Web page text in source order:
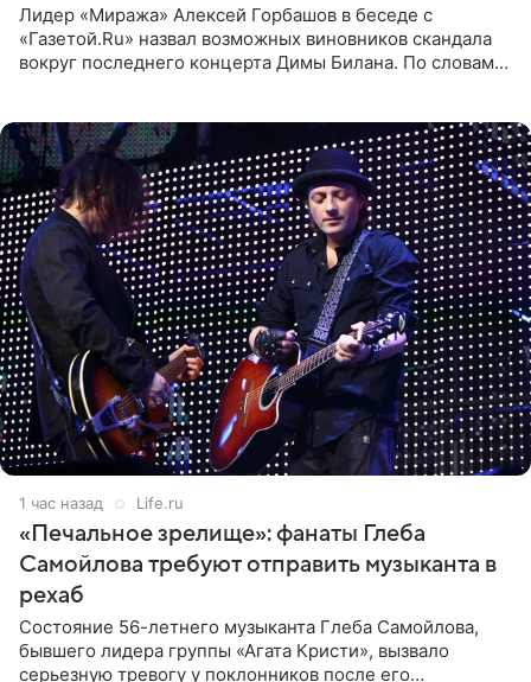
Лидер «Миража» Алексей Горбашов в беседе с
«Газетой.Ru» назвал возможных виновников скандала
вокруг последнего концерта Димы Билана. По словам
1 час назад Life.ru
«Печальное зрелище»: фанаты Глеба
Самойлова требуют отправить музыканта в
рехаб
Состояние 56-летнего музыканта Глеба Самойлова,
бывшего лидера группы «Агата Кристи», вызвало
серьезную тревогу у поклонников после его